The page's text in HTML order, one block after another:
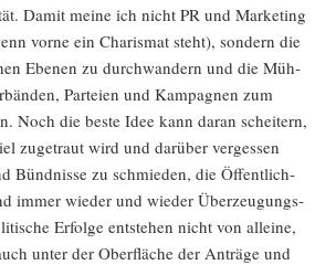
Damit mei­ne ich nicht PR und Mar­ke­ting
vor­ne ein Cha­ris­mat steht), son­dern die
Ebe­nen zu durch­wan­dern und die Müh­
Par­tei­en und Kam­pa­gnen zum
Noch die bes­te Idee kann dar­an schei­tern,
zuge­traut wird und dar­über ver­ges­sen
Bünd­nis­se zu schmie­den, die Öffent­lich­
immer wie­der und wie­der Über­zeu­gungs­
Erfol­ge ent­ste­hen nicht von allei­ne,
unter der Ober­flä­che der Anträ­ge und